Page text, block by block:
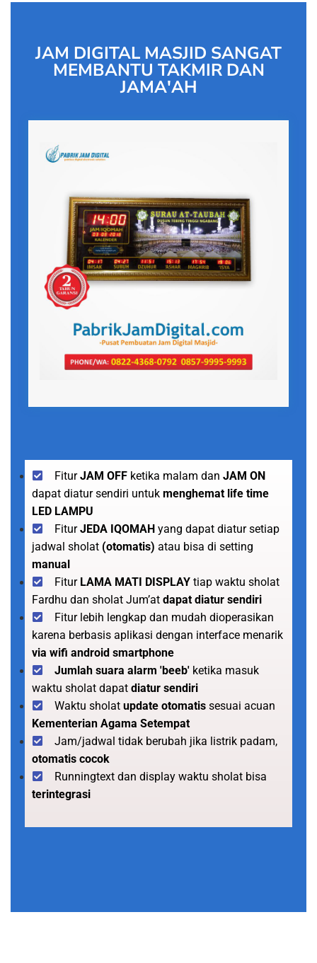
JAM DIGITAL MASJID SANGAT
MEMBANTU TAKMIR DAN
JAMA'AH
FiturJAM OFF ketika malam dan JAM ON
dapat diatur sendiri untuk menghemat life time
LED LAMPU
FiturJEDA IQOMAH yang dapat diatur setiap
jadwal sholat (otomatis) atau bisa di setting
manual
Fitur LAMA MATI DISPLAY tiap waktu sholat
Fardhu dan sholat Jum’at dapat diatur sendiri
Fitur lebih lengkap dan mudah dioperasikan
karena berbasis aplikasi dengan interface menarik
via wifi android smartphone
Jumlah suara alarm 'beeb' ketika masuk
waktu sholat dapat diatur sendiri
Waktu sholat update otomatis sesuai acuan
Kementerian Agama Setempat
Jam/jadwal tidak berubah jika listrik padam,
otomatis cocok
Runningtext dan display waktu sholat bisa
terintegrasi